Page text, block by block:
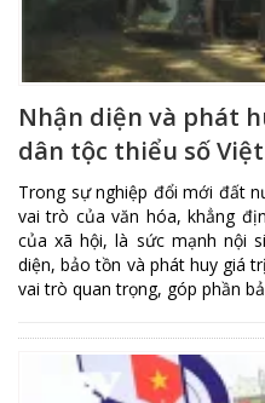
Nhận diện và phát
dân tộc thiểu số
Trong sự nghiệp đổi mới đất
vai trò của văn hóa, khẳng
của xã hội, là sức mạnh nội
diện, bảo tồn và phát huy giá
vai trò quan trọng, góp phần